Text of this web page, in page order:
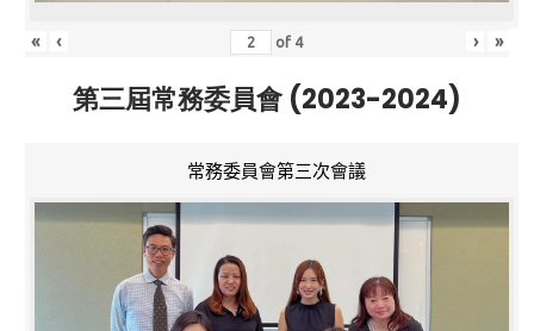
« ‹ of 4 › »
第三屆常務委員會 (2023-2024)
常務委員會第三次會議